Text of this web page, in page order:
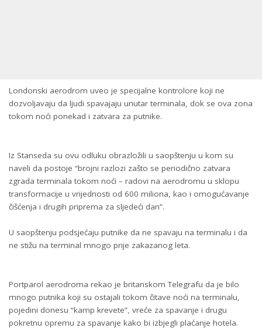
Londonski aerodrom uveo je specijalne kontrolore koji ne
dozvoljavaju da ljudi spavajaju unutar terminala, dok se ova zona
tokom noći ponekad i zatvara za putnike.
Iz Stanseda su ovu odluku obrazložili u saopštenju u kom su
naveli da postoje “brojni razlozi zašto se periodično zatvara
zgrada terminala tokom noći – radovi na aerodromu u sklopu
transformacije u vrijednosti od 600 miliona, kao i omogućavanje
čišćenja i drugih priprema za sljedeći dan”.
U saopštenju podsjećaju putnike da ne spavaju na terminalu i da
ne stižu na terminal mnogo prije zakazanog leta.
Portparol aerodroma rekao je britanskom Telegrafu da je bilo
mnogo putnika koji su ostajali tokom čitave noći na terminalu,
pojedini donesu “kamp krevete”, vreće za spavanje i drugu
pokretnu opremu za spavanje kako bi izbjegli plaćanje hotela.